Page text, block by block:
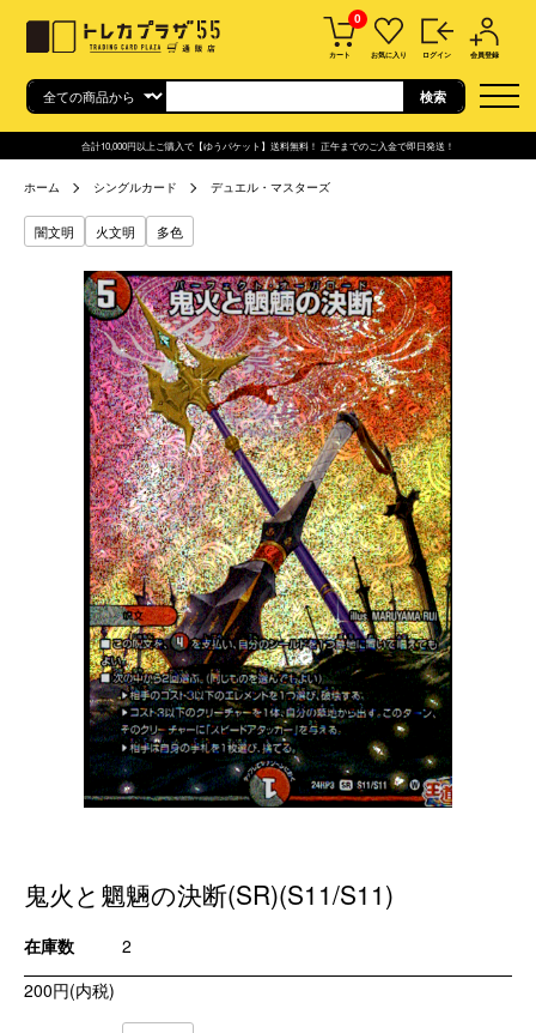
0
カート お気に入り ログイン 会員登録
合計10,000円以上ご購入で【ゆうパケット】送料無料！ 正午までのご入金で即日発送！
ホーム シングルカード デュエル・マスターズ
闇文明 火文明 多色
鬼火と魍魎の決断(SR)(S11/S11)
在庫数
2
200円(内税)